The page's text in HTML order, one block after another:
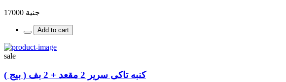
جنية 17000
Add to cart
sale
كنبه تاكى سرير 2 مقعد + 2 بف ( بيج )